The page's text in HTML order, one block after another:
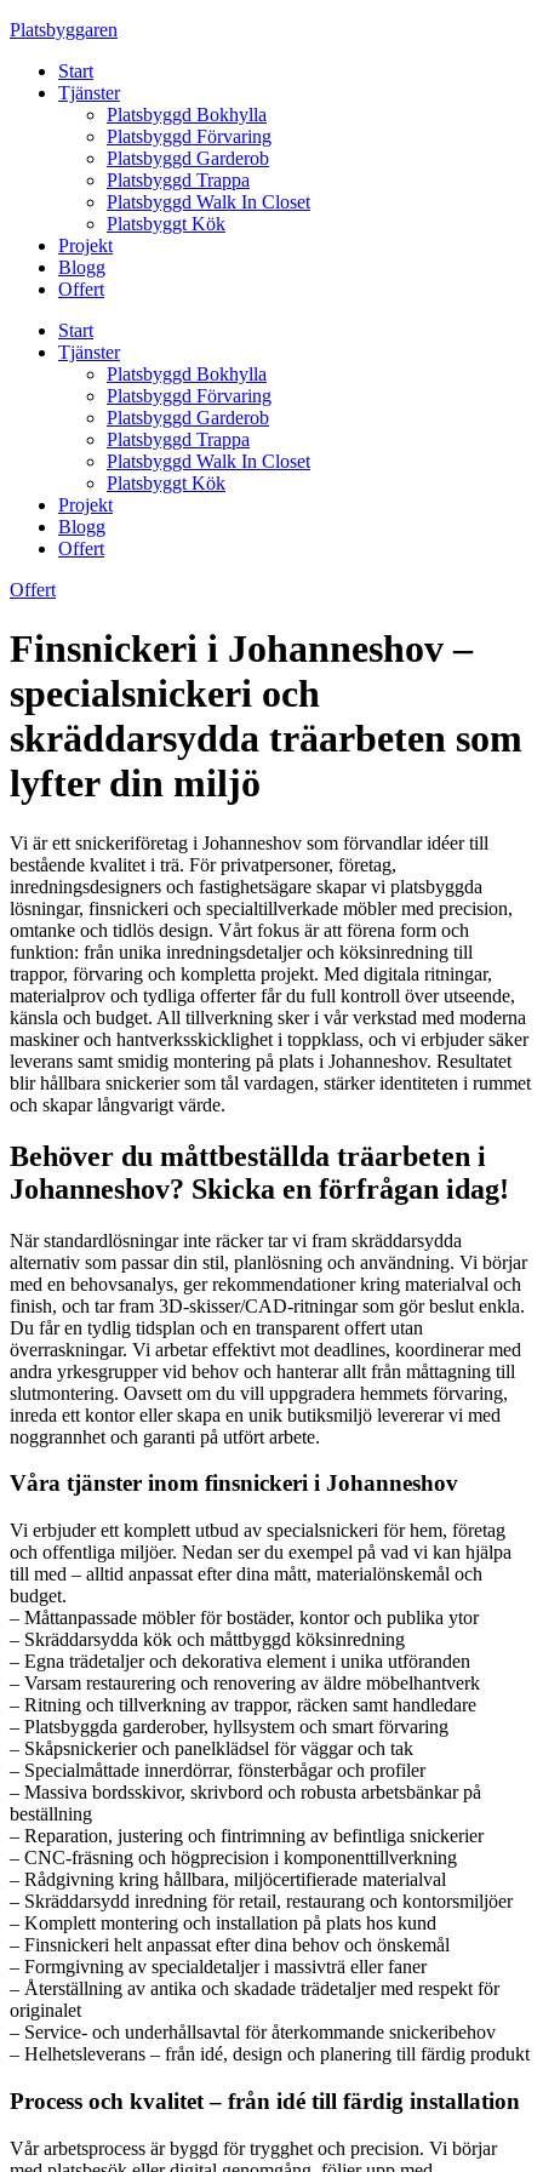
Skip
content
Platsbyggaren
Start
Tjänster
Platsbyggd Bokhylla
Platsbyggd Förvaring
Platsbyggd Garderob
Platsbyggd Trappa
Platsbyggd Walk In Closet
Platsbyggt Kök
Projekt
Blogg
Offert
Start
Tjänster
Platsbyggd Bokhylla
Platsbyggd Förvaring
Platsbyggd Garderob
Platsbyggd Trappa
Platsbyggd Walk In Closet
Platsbyggt Kök
Projekt
Blogg
Offert
Offert
Finsnickeri i Johanneshov –
specialsnickeri och
skräddarsydda träarbeten som
lyfter din miljö
Vi är ett snickeriföretag i Johanneshov som förvandlar idéer till
bestående kvalitet i trä. För privatpersoner, företag,
inredningsdesigners och fastighetsägare skapar vi platsbyggda
lösningar, finsnickeri och specialtillverkade möbler med precision,
omtanke och tidlös design. Vårt fokus är att förena form och
funktion: från unika inredningsdetaljer och köksinredning till
trappor, förvaring och kompletta projekt. Med digitala ritningar,
materialprov och tydliga offerter får du full kontroll över utseende,
känsla och budget. All tillverkning sker i vår verkstad med moderna
maskiner och hantverksskicklighet i toppklass, och vi erbjuder säker
leverans samt smidig montering på plats i Johanneshov. Resultatet
blir hållbara snickerier som tål vardagen, stärker identiteten i rummet
och skapar långvarigt värde.
Behöver du måttbeställda träarbeten i
Johanneshov? Skicka en förfrågan idag!
När standardlösningar inte räcker tar vi fram skräddarsydda
alternativ som passar din stil, planlösning och användning. Vi börjar
med en behovsanalys, ger rekommendationer kring materialval och
finish, och tar fram 3D-skisser/CAD-ritningar som gör beslut enkla.
Du får en tydlig tidsplan och en transparent offert utan
överraskningar. Vi arbetar effektivt mot deadlines, koordinerar med
andra yrkesgrupper vid behov och hanterar allt från måttagning till
slutmontering. Oavsett om du vill uppgradera hemmets förvaring,
inreda ett kontor eller skapa en unik butiksmiljö levererar vi med
noggrannhet och garanti på utfört arbete.
Våra tjänster inom finsnickeri i Johanneshov
Vi erbjuder ett komplett utbud av specialsnickeri för hem, företag
och offentliga miljöer. Nedan ser du exempel på vad vi kan hjälpa
till med – alltid anpassat efter dina mått, materialönskemål och
budget.
– Måttanpassade möbler för bostäder, kontor och publika ytor
– Skräddarsydda kök och måttbyggd köksinredning
– Egna trädetaljer och dekorativa element i unika utföranden
– Varsam restaurering och renovering av äldre möbelhantverk
– Ritning och tillverkning av trappor, räcken samt handledare
– Platsbyggda garderober, hyllsystem och smart förvaring
– Skåpsnickerier och panelklädsel för väggar och tak
– Specialmåttade innerdörrar, fönsterbågar och profiler
– Massiva bordsskivor, skrivbord och robusta arbetsbänkar på
beställning
– Reparation, justering och fintrimning av befintliga snickerier
– CNC-fräsning och högprecision i komponenttillverkning
– Rådgivning kring hållbara, miljöcertifierade materialval
– Skräddarsydd inredning för retail, restaurang och kontorsmiljöer
– Komplett montering och installation på plats hos kund
– Finsnickeri helt anpassat efter dina behov och önskemål
– Formgivning av specialdetaljer i massivträ eller faner
– Återställning av antika och skadade trädetaljer med respekt för
originalet
– Service- och underhållsavtal för återkommande snickeribehov
– Helhetsleverans – från idé, design och planering till färdig produkt
Process och kvalitet – från idé till färdig installation
Vår arbetsprocess är byggd för trygghet och precision. Vi börjar